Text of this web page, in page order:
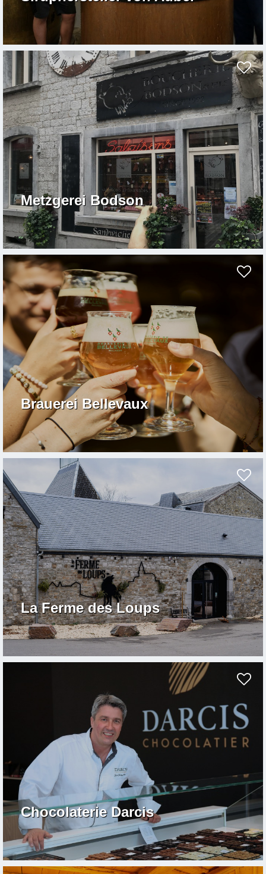
Metzgerei Bodson
Brauerei Bellevaux
La Ferme des Loups
Chocolaterie Darcis